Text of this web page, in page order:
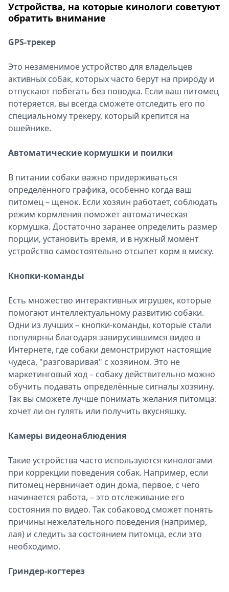
Устройства, на которые кинологи советуют
обратить внимание
GPS-трекер
Это незаменимое устройство для владельцев
активных собак, которых часто берут на природу и
отпускают побегать без поводка. Если ваш питомец
потеряется, вы всегда сможете отследить его по
специальному трекеру, который крепится на
ошейнике.
Автоматические кормушки и поилки
В питании собаки важно придерживаться
определённого графика, особенно когда ваш
питомец – щенок. Если хозяин работает, соблюдать
режим кормления поможет автоматическая
кормушка. Достаточно заранее определить размер
порции, установить время, и в нужный момент
устройство самостоятельно отсыпет корм в миску.
Кнопки-команды
Есть множество интерактивных игрушек, которые
помогают интеллектуальному развитию собаки.
Одни из лучших – кнопки-команды, которые стали
популярны благодаря завирусившимся видео в
Интернете, где собаки демонстрируют настоящие
чудеса, "разговаривая" с хозяином. Это не
маркетинговый ход – собаку действительно можно
обучить подавать определённые сигналы хозяину.
Так вы сможете лучше понимать желания питомца:
хочет ли он гулять или получить вкусняшку.
Камеры видеонаблюдения
Такие устройства часто используются кинологами
при коррекции поведения собак. Например, если
питомец нервничает один дома, первое, с чего
начинается работа, – это отслеживание его
состояния по видео. Так собаковод сможет понять
причины нежелательного поведения (например,
лая) и следить за состоянием питомца, если это
необходимо.
Гриндер-когтерез